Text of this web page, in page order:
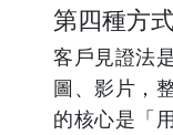
第四種方
客戶見證法
圖、影片，
的核心是「